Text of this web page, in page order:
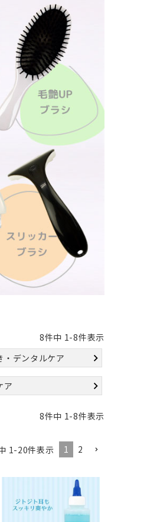
8件中 1-8件表示
・デンタルケア
ア
8件中 1-8件表示
1-20件表示 1 2